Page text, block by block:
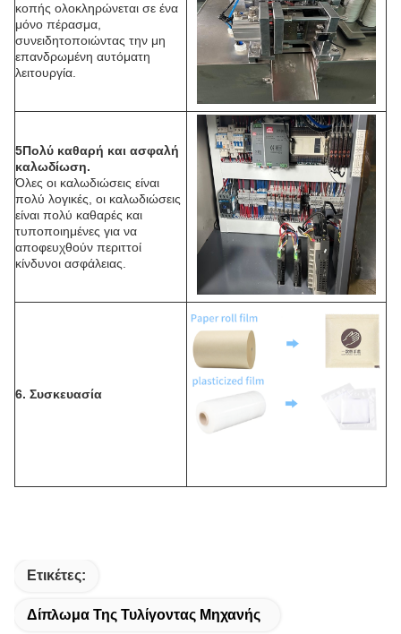
κοπής ολοκληρώνεται σε ένα
μόνο πέρασμα,
συνειδητοποιώντας την μη
επανδρωμένη αυτόματη
λειτουργία.
5Πολύ καθαρή και ασφαλή
καλωδίωση.
Όλες οι καλωδιώσεις είναι
πολύ λογικές, οι καλωδιώσεις
είναι πολύ καθαρές και
τυποποιημένες για να
αποφευχθούν περιττοί
κίνδυνοι ασφάλειας.
6. Συσκευασία
Ετικέτες:
Δίπλωμα Της Τυλίγοντας Μηχανής